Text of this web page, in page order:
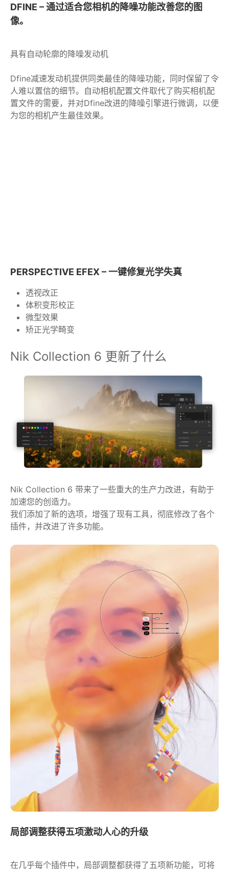
DFINE – 通过适合您相机的降噪功能改善您的图
像。
具有自动轮廓的降噪发动机
Dfine减速发动机提供同类最佳的降噪功能，同时保留了令
人难以置信的细节。自动相机配置文件取代了购买相机配
置文件的需要，并对Dfine改进的降噪引擎进行微调，以便
为您的相机产生最佳效果。
PERSPECTIVE EFEX – 一键修复光学失真
透视改正
体积变形校正
微型效果
矫正光学畸变
Nik Collection 6 更新了什么
Nik Collection 6 带来了一些重大的生产力改进，有助于
加速您的创造力。
我们添加了新的选项，增强了现有工具，彻底修改了各个
插件，并改进了许多功能。
局部调整获得五项激动人心的升级
在几乎每个插件中，局部调整都获得了五项新功能，可将